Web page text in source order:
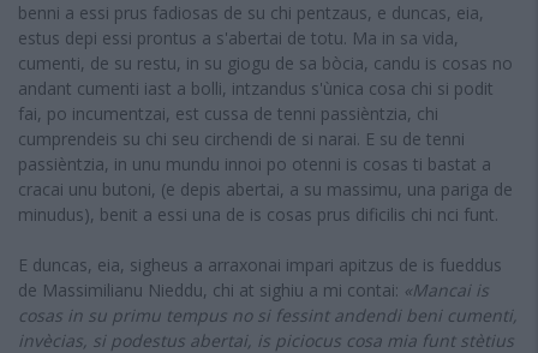
benni a essi prus fadiosas de su chi pentzaus, e duncas, eia,
estus depi essi prontus a s'abertai de totu. Ma in sa vida,
cumenti, de su restu, in su giogu de sa bòcia, candu is cosas no
andant cumenti iast a bolli, intzandus s'ùnica cosa chi si podit
fai, po incumentzai, est cussa de tenni passièntzia, chi
cumprendeis su chi seu circhendi de si narai. E su de tenni
passièntzia, in unu mundu innoi po otenni is cosas ti bastat a
cracai unu butoni, (e depis abertai, a su massimu, una pariga de
minudus), benit a essi una de is cosas prus dificilis chi nci funt.
E duncas, eia, sigheus a arraxonai impari apitzus de is fueddus
de Massimilianu Nieddu, chi at sighiu a mi contai: «Mancai is
cosas in su primu tempus no si fessint andendi beni cumenti,
invècias, si podestus abertai, is piciocus cosa mia funt stètius